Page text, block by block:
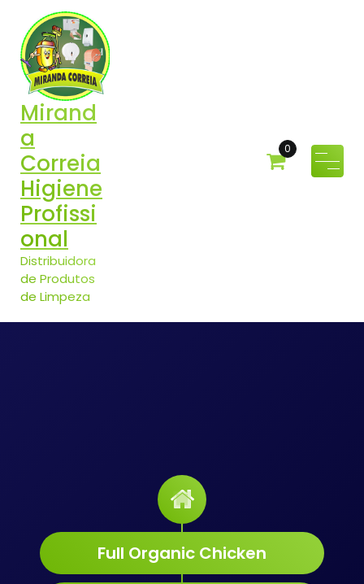
conteúdo
Mirand
a
Correia
Higiene
Profissi
onal
Distribuidora
de Produtos
de Limpeza
0
Full Organic Chicken